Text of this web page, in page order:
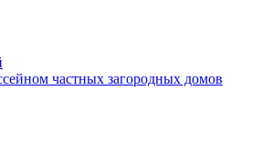
частных загородных домов